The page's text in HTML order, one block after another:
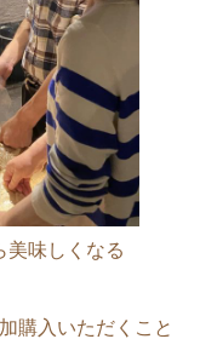
美味しくなる
購入いただくこと